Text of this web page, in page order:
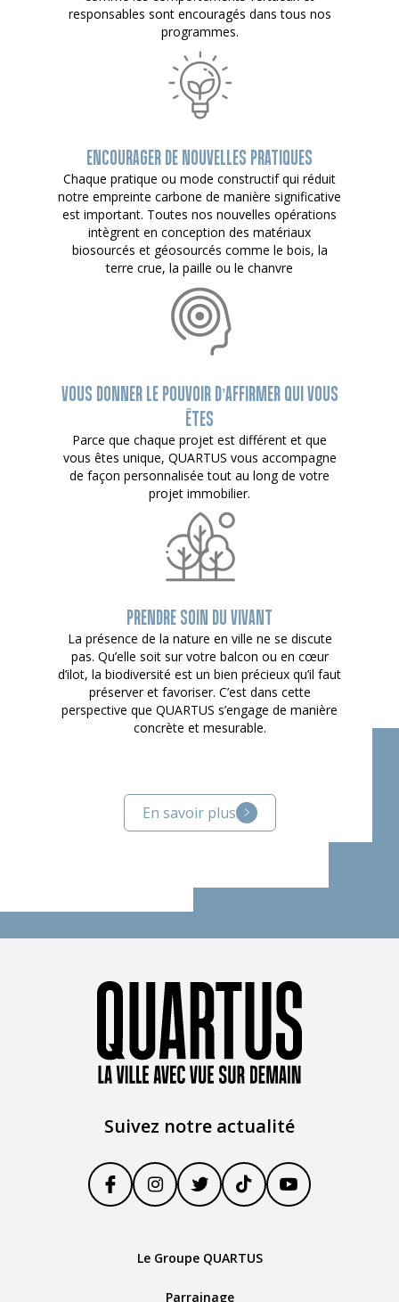
responsables sont encouragés dans tous nos
programmes.
ENCOURAGER DE NOUVELLES PRATIQUES
Chaque pratique ou mode constructif qui réduit
notre empreinte carbone de manière significative
est important. Toutes nos nouvelles opérations
intègrent en conception des matériaux
biosourcés et géosourcés comme le bois, la
terre crue, la paille ou le chanvre
VOUS DONNER LE POUVOIR D’AFFIRMER QUI VOUS
ÊTES
Parce que chaque projet est différent et que
vous êtes unique, QUARTUS vous accompagne
de façon personnalisée tout au long de votre
projet immobilier.
PRENDRE SOIN DU VIVANT
La présence de la nature en ville ne se discute
pas. Qu’elle soit sur votre balcon ou en cœur
d’ilot, la biodiversité est un bien précieux qu’il faut
préserver et favoriser. C’est dans cette
perspective que QUARTUS s’engage de manière
concrète et mesurable.
En savoir plus
Suivez notre actualité
Le Groupe QUARTUS
Parrainage